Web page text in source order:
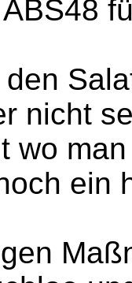
nicht
wo
ein